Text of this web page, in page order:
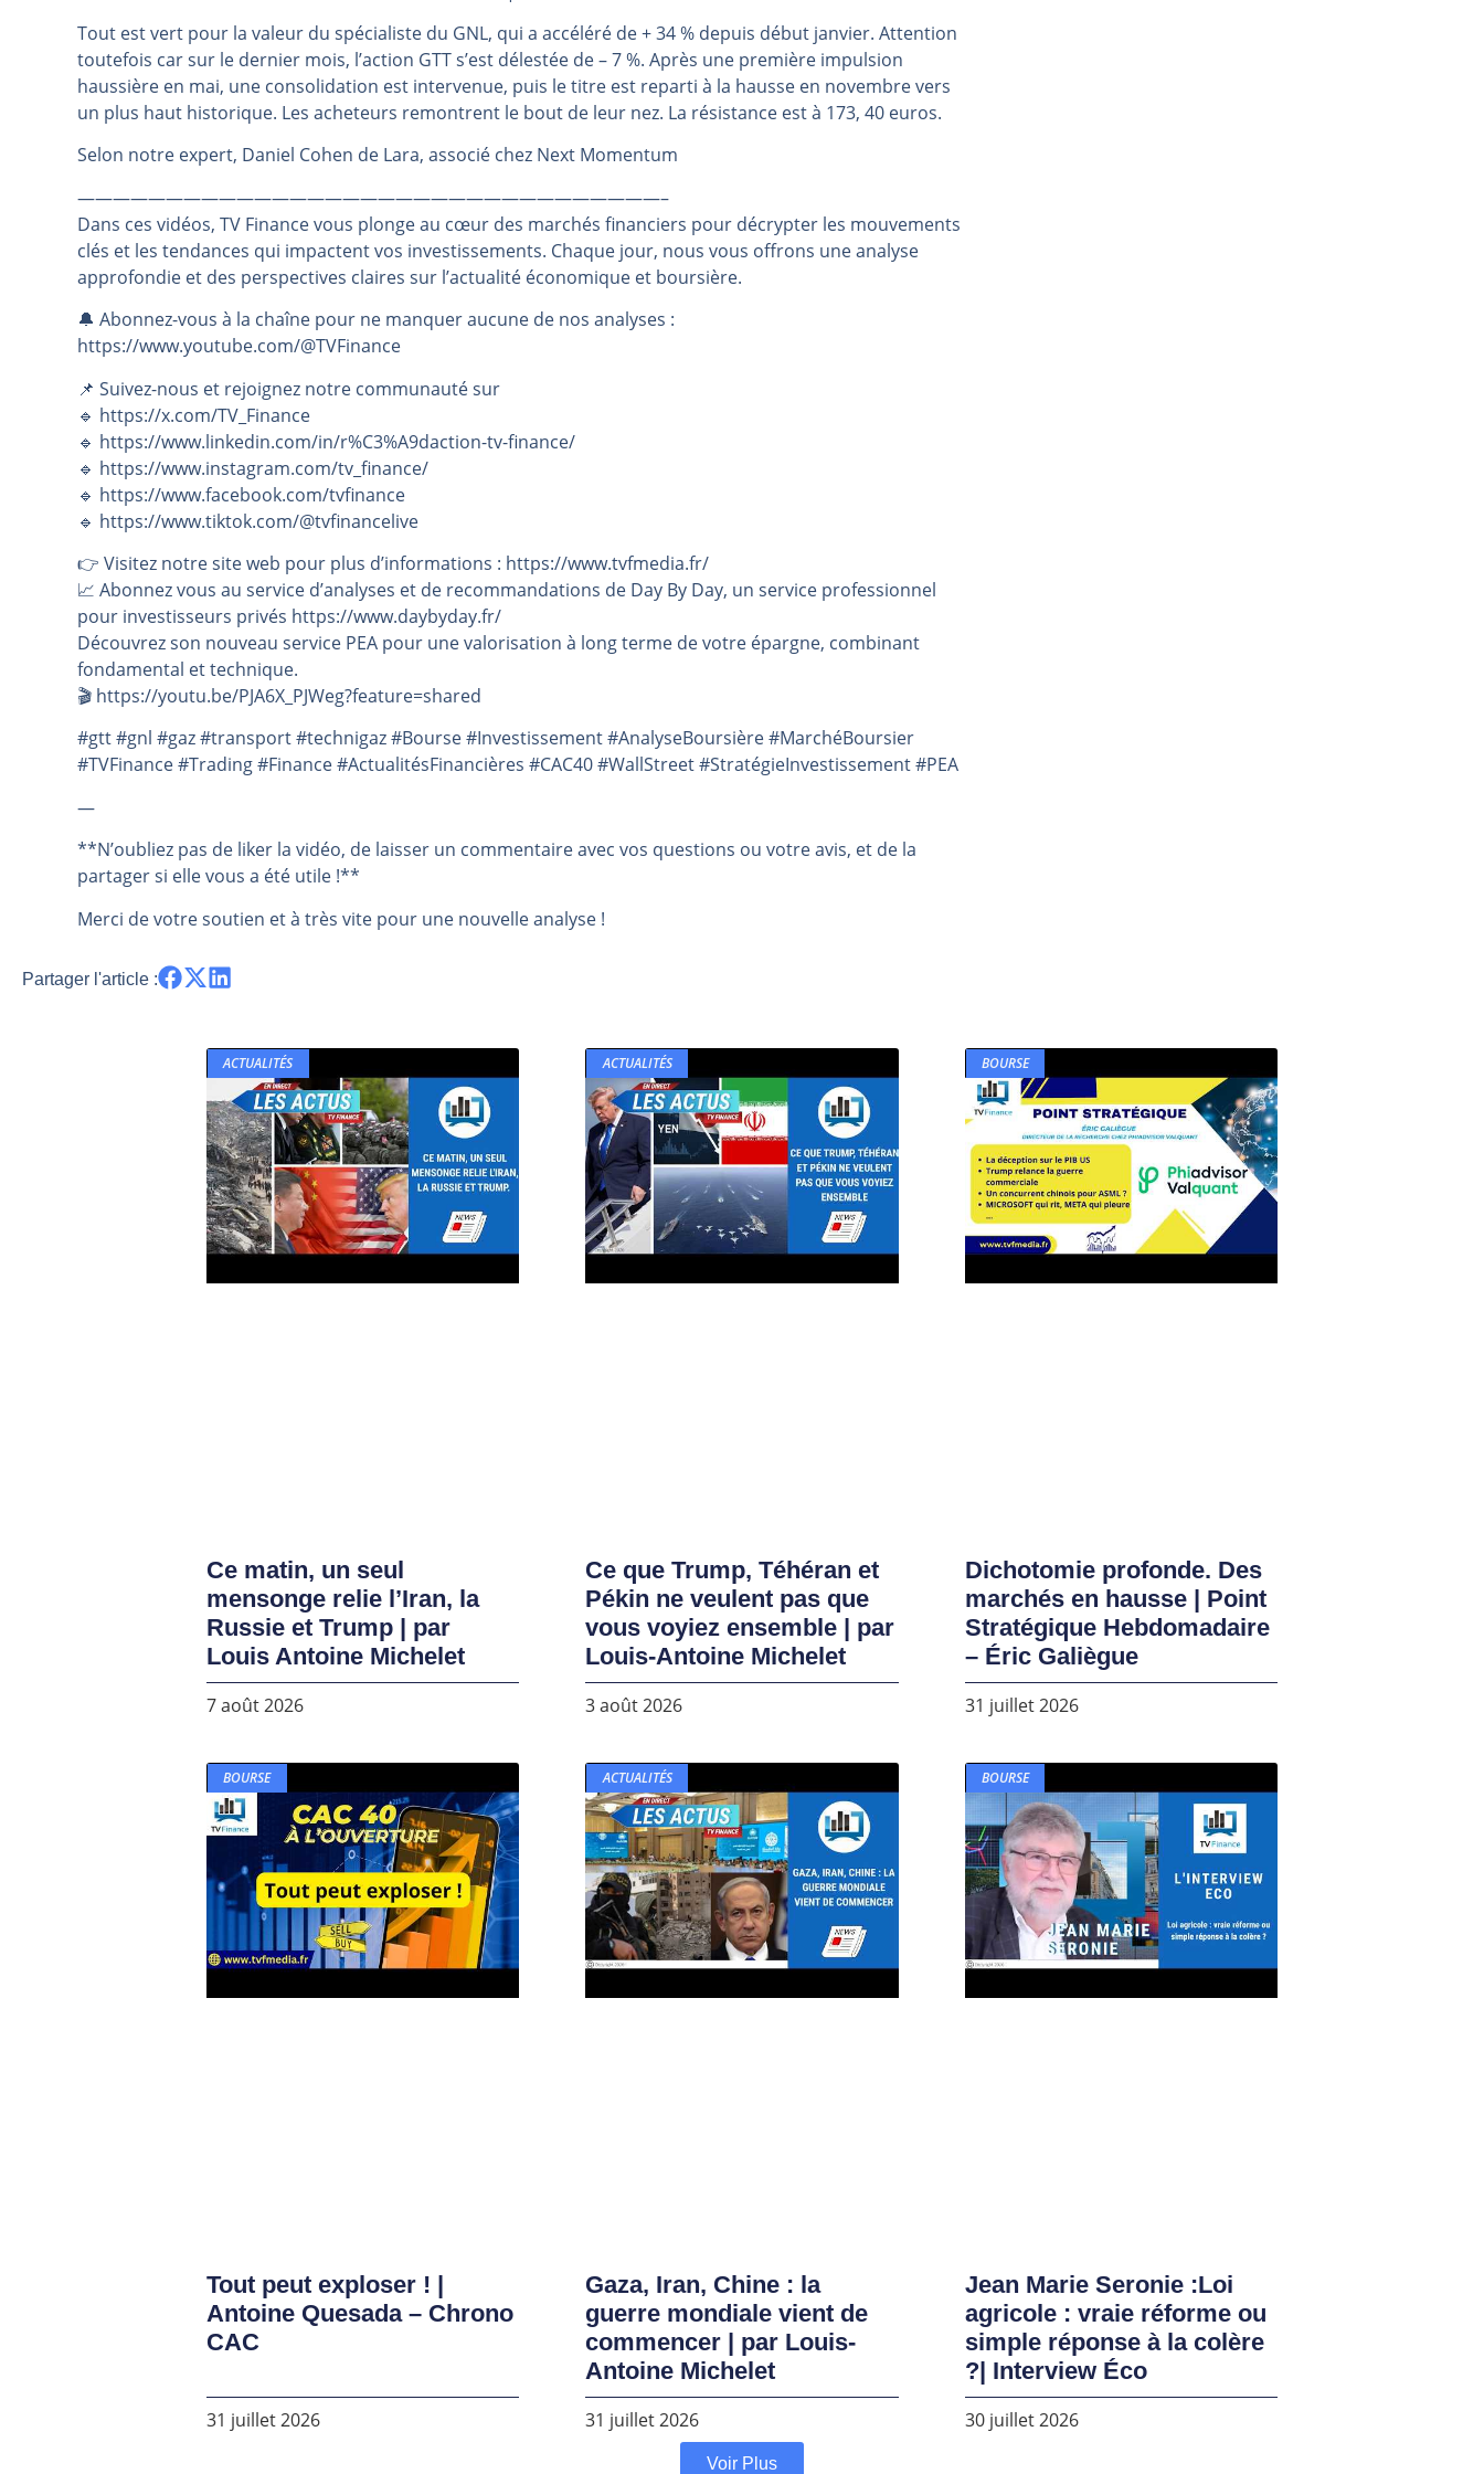
Pourquoi 6 guerres explosent en même temps cette semaine | par Louis-Antoine Michelet
Les investisseurs y croient toujours | Point Stratégique Hebdomadaire – Éric Galiègue
Une inertie haussière qui ralentit | Antoine Quesada – Chrono CAC
Pourquoi le monde entier vacille en même temps cette semaine ? | par Louis-Antoine Michelet
WTI : Explosion mais réserves au plus bas | Denis Desclos – Market Movers
Tout est vert pour la valeur du spécialiste du GNL, qui a accéléré de + 34 % depuis début janvier. Attention
toutefois car sur le dernier mois, l’action GTT s’est délestée de – 7 %. Après une première impulsion
haussière en mai, une consolidation est intervenue, puis le titre est reparti à la hausse en novembre vers
un plus haut historique. Les acheteurs remontrent le bout de leur nez. La résistance est à 173, 40 euros.
Selon notre expert, Daniel Cohen de Lara, associé chez Next Momentum
—————————————————————————————————–
Dans ces vidéos, TV Finance vous plonge au cœur des marchés financiers pour décrypter les mouvements
clés et les tendances qui impactent vos investissements. Chaque jour, nous vous offrons une analyse
approfondie et des perspectives claires sur l’actualité économique et boursière.
🔔 Abonnez-vous à la chaîne pour ne manquer aucune de nos analyses :
https://www.youtube.com/@TVFinance
📌 Suivez-nous et rejoignez notre communauté sur
🔹 https://x.com/TV_Finance
🔹 https://www.linkedin.com/in/r%C3%A9daction-tv-finance/
🔹 https://www.instagram.com/tv_finance/
🔹 https://www.facebook.com/tvfinance
🔹 https://www.tiktok.com/@tvfinancelive
👉️ Visitez notre site web pour plus d’informations : https://www.tvfmedia.fr/
📈 Abonnez vous au service d’analyses et de recommandations de Day By Day, un service professionnel
pour investisseurs privés https://www.daybyday.fr/
Découvrez son nouveau service PEA pour une valorisation à long terme de votre épargne, combinant
fondamental et technique.
🎬️ https://youtu.be/PJA6X_PJWeg?feature=shared
#gtt #gnl #gaz #transport #technigaz #Bourse #Investissement #AnalyseBoursière #MarchéBoursier
#TVFinance #Trading #Finance #ActualitésFinancières #CAC40 #WallStreet #StratégieInvestissement #PEA
—
**N’oubliez pas de liker la vidéo, de laisser un commentaire avec vos questions ou votre avis, et de la
partager si elle vous a été utile !**
Merci de votre soutien et à très vite pour une nouvelle analyse !
Partager l'article :
ACTUALITÉS
Ce matin, un seul
mensonge relie l’Iran, la
Russie et Trump | par
Louis Antoine Michelet
7 août 2026
ACTUALITÉS
Ce que Trump, Téhéran et
Pékin ne veulent pas que
vous voyiez ensemble | par
Louis-Antoine Michelet
3 août 2026
BOURSE
Dichotomie profonde. Des
marchés en hausse | Point
Stratégique Hebdomadaire
– Éric Galiègue
31 juillet 2026
BOURSE
Tout peut exploser ! |
Antoine Quesada – Chrono
CAC
31 juillet 2026
ACTUALITÉS
Gaza, Iran, Chine : la
guerre mondiale vient de
commencer | par Louis-
Antoine Michelet
31 juillet 2026
BOURSE
Jean Marie Seronie :Loi
agricole : vraie réforme ou
simple réponse à la colère
?| Interview Éco
30 juillet 2026
Voir Plus